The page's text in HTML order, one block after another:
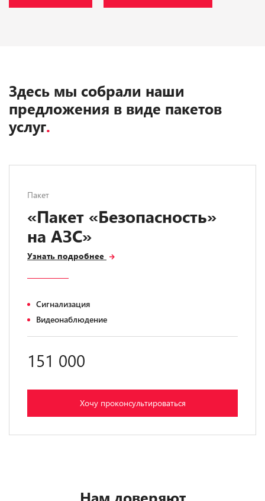
Здесь мы собрали наши
предложения в виде пакетов
услуг.
Пакет
«Пакет «Безопасность»
на АЗС»
Узнать подробнее
Сигнализация
Видеонаблюдение
151 000
Хочу проконсультироваться